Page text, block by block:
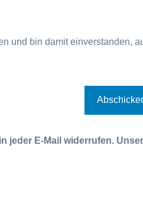
und bin damit
jeder E-Mail widerrufen.